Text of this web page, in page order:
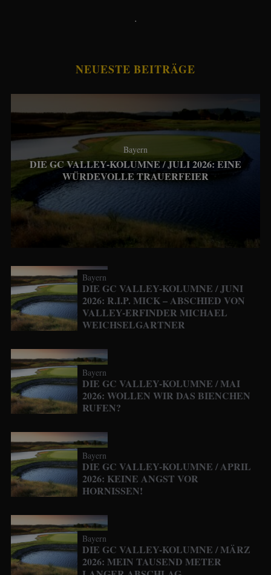
.
NEUESTE BEITRÄGE
Bayern
DIE GC VALLEY-KOLUMNE / JULI 2026: EINE
WÜRDEVOLLE TRAUERFEIER
Bayern
DIE GC VALLEY-KOLUMNE / JUNI
2026: R.I.P. MICK – ABSCHIED VON
VALLEY-ERFINDER MICHAEL
WEICHSELGARTNER
Bayern
DIE GC VALLEY-KOLUMNE / MAI
2026: WOLLEN WIR DAS BIENCHEN
RUFEN?
Bayern
DIE GC VALLEY-KOLUMNE / APRIL
2026: KEINE ANGST VOR
HORNISSEN!
Bayern
DIE GC VALLEY-KOLUMNE / MÄRZ
2026: MEIN TAUSEND METER